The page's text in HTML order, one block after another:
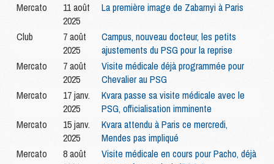
Mercato
11 août
2025
La première image de Zabarnyi à Paris
Club
7 août
2025
Campus, nouveau docteur, les petits
ajustements du PSG pour la reprise
Mercato
7 août
2025
Visite médicale déjà programmée pour
Chevalier au PSG
Mercato
17 janv.
2025
Kvara passe sa visite médicale avec le
PSG, officialisation imminente
Mercato
15 janv.
2025
Kvara attendu à Paris ce mercredi,
Mendes pas impliqué
Mercato
8 août
Visite médicale en cours pour Pacho, déjà